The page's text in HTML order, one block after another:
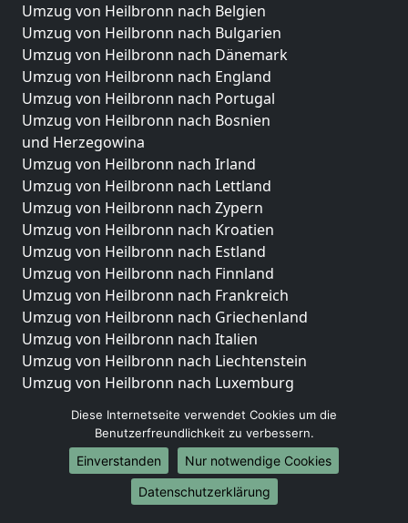
Umzug von Heilbronn nach Belgien
Umzug von Heilbronn nach Bulgarien
Umzug von Heilbronn nach Dänemark
Umzug von Heilbronn nach England
Umzug von Heilbronn nach Portugal
Umzug von Heilbronn nach Bosnien
und Herzegowina
Umzug von Heilbronn nach Irland
Umzug von Heilbronn nach Lettland
Umzug von Heilbronn nach Zypern
Umzug von Heilbronn nach Kroatien
Umzug von Heilbronn nach Estland
Umzug von Heilbronn nach Finnland
Umzug von Heilbronn nach Frankreich
Umzug von Heilbronn nach Griechenland
Umzug von Heilbronn nach Italien
Umzug von Heilbronn nach Liechtenstein
Umzug von Heilbronn nach Luxemburg
Umzug von Heilbronn nach Norwegen
Umzüge-Deutschlandweit
Umzug von Heilbronn nach Berlin
Diese Internetseite verwendet Cookies um die
Benutzerfreundlichkeit zu verbessern.
Einverstanden
Nur notwendige Cookies
Datenschutzerklärung